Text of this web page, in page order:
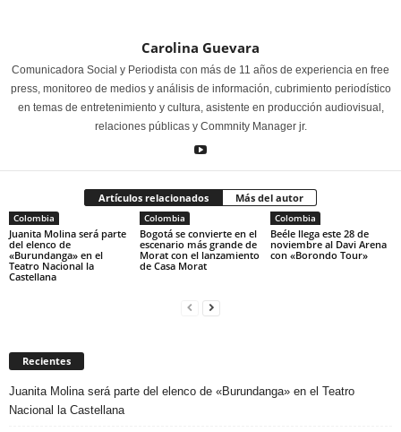
Carolina Guevara
Comunicadora Social y Periodista con más de 11 años de experiencia en free
press, monitoreo de medios y análisis de información, cubrimiento periodístico
en temas de entretenimiento y cultura, asistente en producción audiovisual,
relaciones públicas y Commnity Manager jr.
Artículos relacionados Más del autor
Colombia
Juanita Molina será parte
del elenco de
«Burundanga» en el
Teatro Nacional la
Castellana
Colombia
Bogotá se convierte en el
escenario más grande de
Morat con el lanzamiento
de Casa Morat
Colombia
Beéle llega este 28 de
noviembre al Davi Arena
con «Borondo Tour»
Recientes
Juanita Molina será parte del elenco de «Burundanga» en el Teatro
Nacional la Castellana